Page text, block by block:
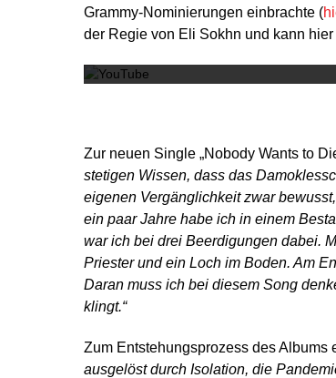
Grammy-Nominierungen einbrachte (
der Regie von Eli Sokhn und kann
Zur neuen Single „Nobody Wants to
stetigen Wissen, dass das
eigenen Vergänglichkeit zwar
ein paar Jahre habe ich in einem
war ich bei drei Beerdigungen dabei.
Priester und ein Loch im Boden. Am
Daran muss ich bei diesem Song
klingt.“
Zum Entstehungsprozess des Albums
ausgelöst durch Isolation, die